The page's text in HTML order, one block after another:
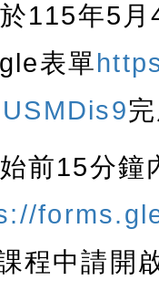
115年5 月
表單
前15分鐘
課程中請開